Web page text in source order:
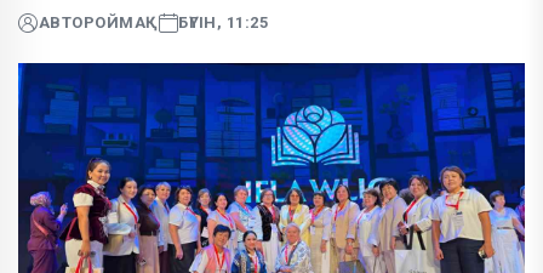
АВТОРОЙМАҚ БҮГІН, 11:25